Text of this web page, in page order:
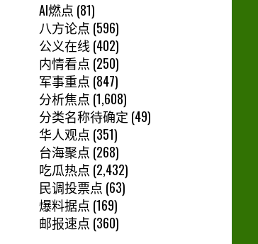
AI燃点 (81)
八方论点 (596)
公义在线(402)
内情看点 (250)
军事重点 (847)
分析焦点 (1,608)
分类名称待确定 (49)
华人观点 (351)
台海聚点 (268)
吃瓜热点 (2,432)
民调投票点 (63)
爆料据点 (169)
邮报速点 (360)